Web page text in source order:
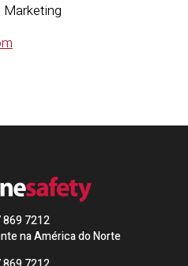
de Marketing
869 7212
na América do Norte